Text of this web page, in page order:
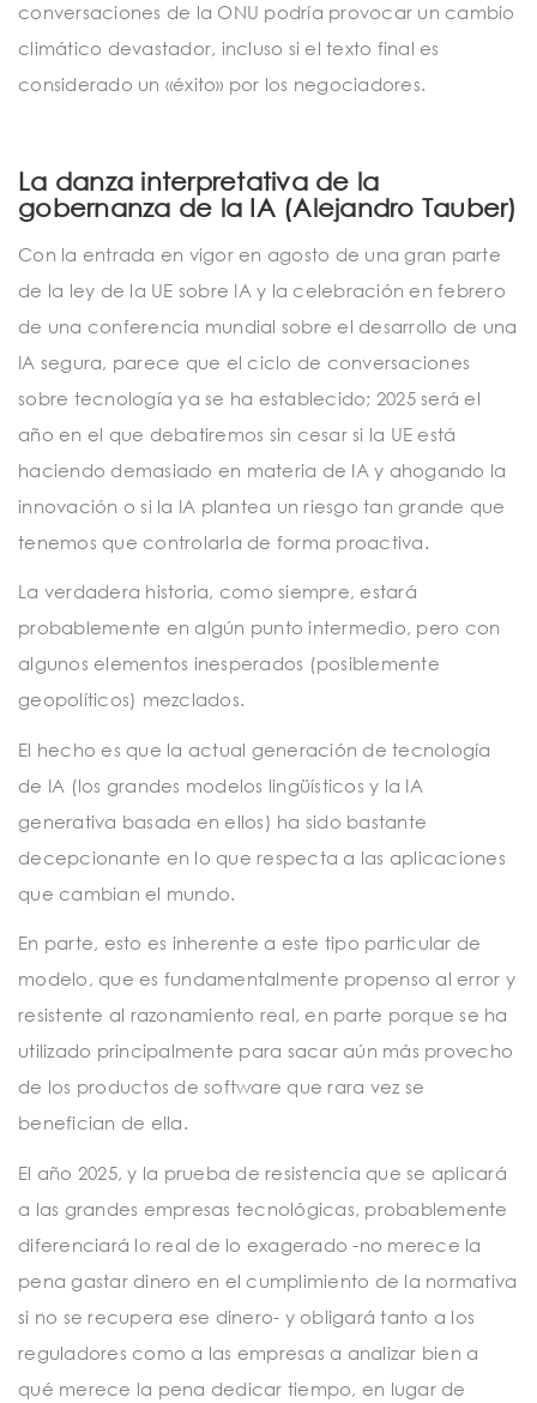
conversaciones de la ONU podría provocar un cambio
climático devastador, incluso si el texto final es
considerado un «éxito» por los negociadores.
La danza interpretativa de la
gobernanza de la IA (Alejandro Tauber)
Con la entrada en vigor en agosto de una gran parte
de la ley de la UE sobre IA y la celebración en febrero
de una conferencia mundial sobre el desarrollo de una
IA segura, parece que el ciclo de conversaciones
sobre tecnología ya se ha establecido; 2025 será el
año en el que debatiremos sin cesar si la UE está
haciendo demasiado en materia de IA y ahogando la
innovación o si la IA plantea un riesgo tan grande que
tenemos que controlarla de forma proactiva.
La verdadera historia, como siempre, estará
probablemente en algún punto intermedio, pero con
algunos elementos inesperados (posiblemente
geopolíticos) mezclados.
El hecho es que la actual generación de tecnología
de IA (los grandes modelos lingüísticos y la IA
generativa basada en ellos) ha sido bastante
decepcionante en lo que respecta a las aplicaciones
que cambian el mundo.
En parte, esto es inherente a este tipo particular de
modelo, que es fundamentalmente propenso al error y
resistente al razonamiento real, en parte porque se ha
utilizado principalmente para sacar aún más provecho
de los productos de software que rara vez se
benefician de ella.
El año 2025, y la prueba de resistencia que se aplicará
a las grandes empresas tecnológicas, probablemente
diferenciará lo real de lo exagerado -no merece la
pena gastar dinero en el cumplimiento de la normativa
si no se recupera ese dinero- y obligará tanto a los
reguladores como a las empresas a analizar bien a
qué merece la pena dedicar tiempo, en lugar de